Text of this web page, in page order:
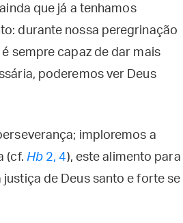
que já a tenhamos
durante nossa peregrinação
sempre capaz de dar mais
poderemos ver Deus
imploremos a
(cf. Hb 2, 4), este alimento para
de Deus santo e forte se